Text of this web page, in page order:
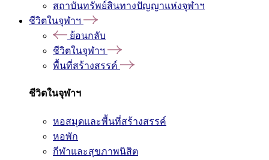
สถาบันทรัพย์สินทางปัญญาแห่งจุฬาฯ
ชีวิตในจุฬาฯ
ย้อนกลับ
ชีวิตในจุฬาฯ
พื้นที่สร้างสรรค์
ชีวิตในจุฬาฯ
หอสมุดและพื้นที่สร้างสรรค์
หอพัก
กีฬาและสุขภาพนิสิต